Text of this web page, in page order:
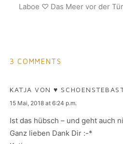
Laboe ♡ Das Meer vor der
3 COMMENTS
KATJA VON ♥
says:
15 Mai, 2018 at 6:24 p.m.
Ist das hübsch – und geht auch
Ganz lieben Dank Dir :-*